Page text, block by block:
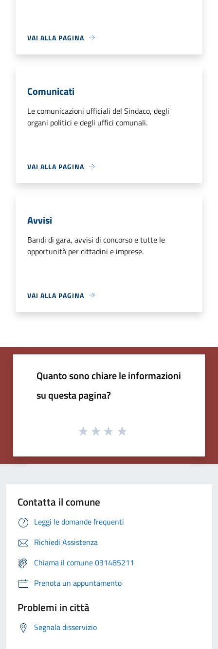
VAI ALLA PAGINA
Comunicati
Le comunicazioni ufficiali del Sindaco, degli
organi politici e degli uffici comunali.
VAI ALLA PAGINA
Avvisi
Bandi di gara, avvisi di concorso e tutte le
opportunità per cittadini e imprese.
VAI ALLA PAGINA
Quanto sono chiare le informazioni
su questa pagina?
Contatta il comune
Leggi le domande frequenti
Richiedi Assistenza
Chiama il comune 031485211
Prenota un appuntamento
Problemi in città
Segnala disservizio